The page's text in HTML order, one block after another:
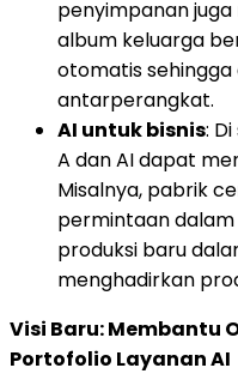
penyimpanan
album keluarga
otomatis
antarperangkat.
AI untuk bisnis:
A dan AI dapat
Misalnya, pabrik
permintaan
produksi baru
menghadirkan
Visi Baru: Membantu
Portofolio Layanan AI